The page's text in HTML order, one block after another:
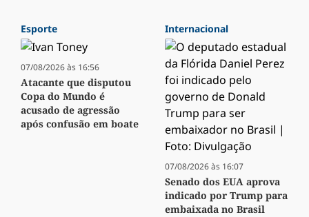
Esporte
07/08/2026 às 16:56
Atacante que disputou
Copa do Mundo é
acusado de agressão
após confusão em boate
Internacional
07/08/2026 às 16:07
Senado dos EUA aprova
indicado por Trump para
embaixada no Brasil